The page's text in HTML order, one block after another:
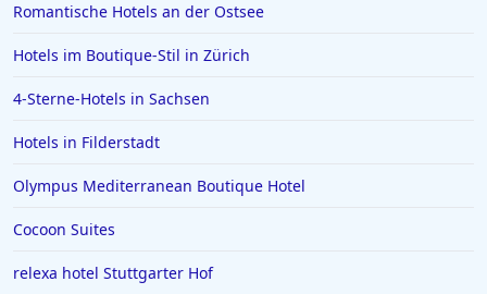
Hotels in Elmshorn
Hotels in Hamm
Hotels in Marseille
Hotels in Luxemburg
Romantische Hotels an der Ostsee
Hotels im Boutique-Stil in Zürich
4-Sterne-Hotels in Sachsen
Hotels in Filderstadt
Olympus Mediterranean Boutique Hotel
Cocoon Suites
relexa hotel Stuttgarter Hof